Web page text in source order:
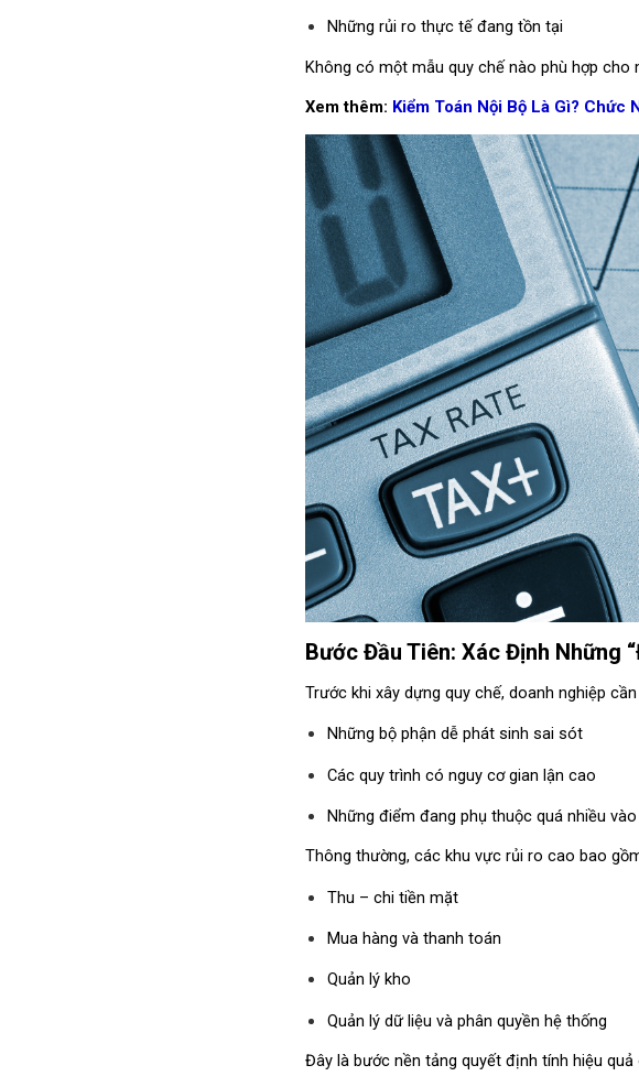
Những rủi ro thực tế đang tồn tại
Không có một mẫu quy chế nào phù hợp cho
Xem thêm: Kiểm Toán Nội Bộ Là Gì? Chức
Bước Đầu Tiên: Xác Định Những
Trước khi xây dựng quy chế, doanh nghiệp
Những bộ phận dễ phát sinh sai sót
Các quy trình có nguy cơ gian lận cao
Những điểm đang phụ thuộc quá nhiều
Thông thường, các khu vực rủi ro cao bao
Thu – chi tiền mặt
Mua hàng và thanh toán
Quản lý kho
Quản lý dữ liệu và phân quyền hệ thống
Đây là bước nền tảng quyết định tính hiệu